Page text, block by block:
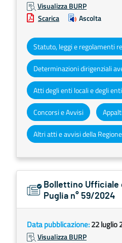
Visualizza BURP
Scarica
Ascolta
Statuto, leggi e regolamenti
Concorsi e Avvisi
Bollettino Ufficiale
Puglia n° 59/2024
Data pubblicazione:22 luglio
Visualizza BURP